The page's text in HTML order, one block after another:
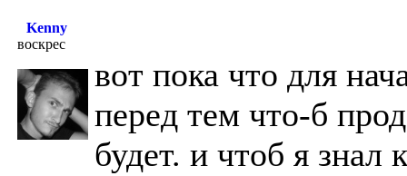
Kenny
воскрес
вот пока что для
перед тем что-б
будет. и чтоб я знал